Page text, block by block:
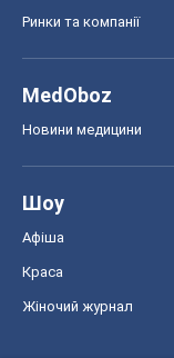
Ринки та компанії
MedOboz
Новини медицини
Шоу
Афіша
Краса
Жіночий журнал